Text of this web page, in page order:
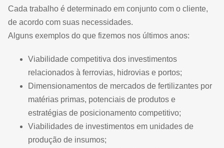
Cada trabalho é determinado em conjunto com o cliente,
de acordo com suas necessidades.
Alguns exemplos do que fizemos nos últimos anos:
Viabilidade competitiva dos investimentos
relacionados à ferrovias, hidrovias e portos;
Dimensionamentos de mercados de fertilizantes por
matérias primas, potenciais de produtos e
estratégias de posicionamento competitivo;
Viabilidades de investimentos em unidades de
produção de insumos;